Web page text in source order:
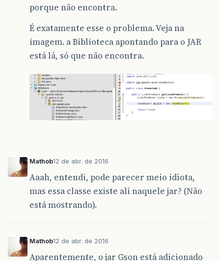
porque não encontra.
É exatamente esse o problema. Veja na
imagem. a Biblioteca apontando para o JAR
está lá, só que não encontra.
Mathob12 de abr. de 2016
Aaah, entendi, pode parecer meio idiota,
mas essa classe existe ali naquele jar? (Não
está mostrando).
Mathob12 de abr. de 2016
Aparentemente, o jar Gson está adicionado